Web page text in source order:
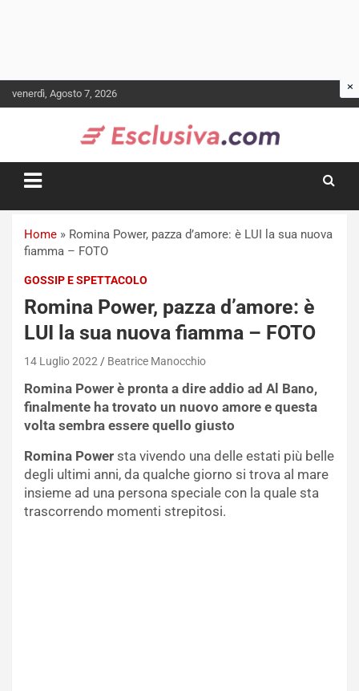
to
venerdì, Agosto 7, 2026
Home » Romina Power, pazza d’amore: è LUI la sua nuova
fiamma – FOTO
GOSSIP E SPETTACOLO
Romina Power, pazza d’amore: è
LUI la sua nuova fiamma – FOTO
14 Luglio 2022 Beatrice Manocchio
Romina Power è pronta a dire addio ad Al Bano,
finalmente ha trovato un nuovo amore e questa
volta sembra essere quello giusto
Romina Power sta vivendo una delle estati più belle
degli ultimi anni, da qualche giorno si trova al mare
insieme ad una persona speciale con la quale sta
trascorrendo momenti strepitosi.